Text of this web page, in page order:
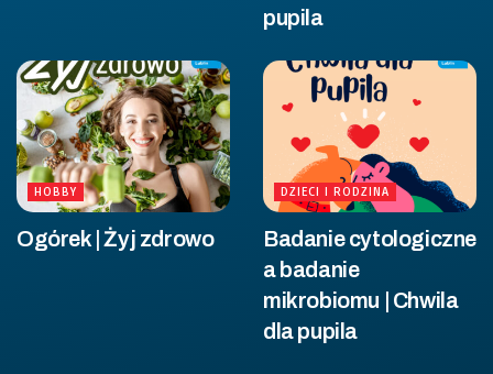
pupila
HOBBY
Ogórek | Żyj zdrowo
DZIECI I RODZINA
Badanie cytologiczne
a badanie
mikrobiomu | Chwila
dla pupila